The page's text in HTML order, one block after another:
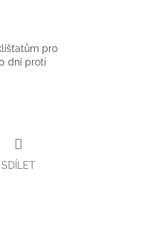
pro
dní proti
SDÍLET